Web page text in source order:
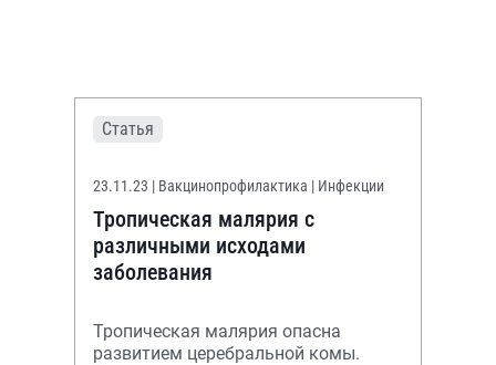
Статья
23.11.23 | Вакцинопрофилактика | Инфекции
Тропическая малярия с
различными исходами
заболевания
Тропическая малярия опасна
развитием церебральной комы.